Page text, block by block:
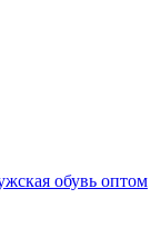
обувь оптом